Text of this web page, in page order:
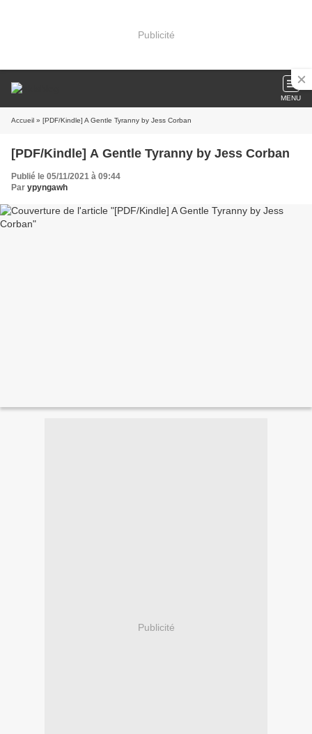
Publicité
MENU
Accueil » [PDF/Kindle] A Gentle Tyranny by Jess Corban
[PDF/Kindle] A Gentle Tyranny by Jess Corban
Publié le 05/11/2021 à 09:44
Par ypyngawh
Publicité